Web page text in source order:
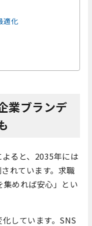
適化
業ブランデ
ると、2035年には
れています。求職
めれば安心」とい
しています。SNS